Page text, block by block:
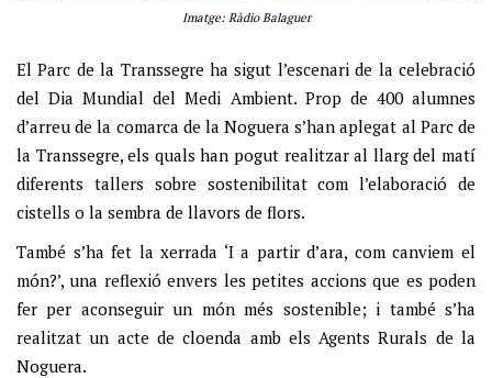
Imatge: Ràdio Balaguer
El Parc de la Transsegre ha sigut l’escenari de la celebració
del Dia Mundial del Medi Ambient. Prop de 400 alumnes
d’arreu de la comarca de la Noguera s’han aplegat al Parc de
la Transsegre, els quals han pogut realitzar al llarg del matí
diferents tallers sobre sostenibilitat com l’elaboració de
cistells o la sembra de llavors de flors.
També s’ha fet la xerrada ‘I a partir d’ara, com canviem el
món?’, una reflexió envers les petites accions que es poden
fer per aconseguir un món més sostenible; i també s’ha
realitzat un acte de cloenda amb els Agents Rurals de la
Noguera.